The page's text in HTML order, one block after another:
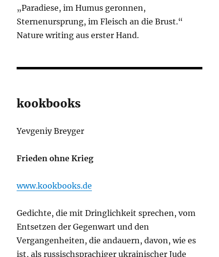
„Paradiese, im Humus geronnen,
Sternenursprung, im Fleisch an die Brust.“
Nature writing aus erster Hand.
kookbooks
Yevgeniy Breyger
Frieden ohne Krieg
www.kookbooks.de
Gedichte, die mit Dringlichkeit sprechen, vom
Entsetzen der Gegenwart und den
Vergangenheiten, die andauern, davon, wie es
ist, als russischsprachiger ukrainischer Jude